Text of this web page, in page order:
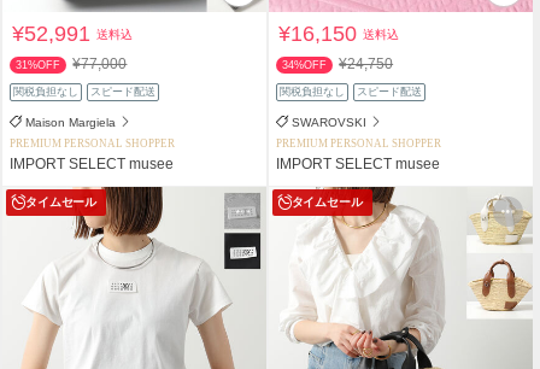
¥52,991送料込
31%OFF ¥77,000
関税負担なし スピード配送
Maison Margiela
PREMIUM PERSONAL SHOPPER
IMPORT SELECT musee
¥16,150送料込
34%OFF ¥24,750
関税負担なし スピード配送
SWAROVSKI
PREMIUM PERSONAL SHOPPER
IMPORT SELECT musee
タイムセール タイムセール